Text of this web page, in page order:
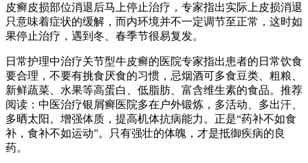
皮癣皮损部位消退后马上停止治疗，专家指出实际上皮损消退
只意味着症状的缓解，而内环境并不一定调节至正常，这时如
果停止治疗，遇到冬、春季节很易复发。
日常护理中治疗关节型牛皮癣的医院专家指出患者的日常饮食
要合理，不要有挑食厌食的习惯，忌烟酒可多食豆类、粗粮、
新鲜蔬菜、水果等高蛋白、低脂肪、富含维生素的食品。推荐
阅读：中医治疗银屑癣医院多在户外锻炼，多活动、多出汗、
多晒太阳。增强体质，提高机体抗病能力。正是“药补不如食
补，食补不如运动”。只有强壮的体魄，才是抵御疾病的良
药。